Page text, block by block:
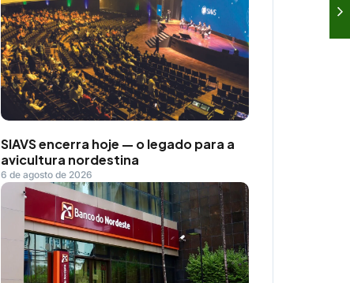
SIAVS encerra hoje — o legado para a
avicultura nordestina
6 de agosto de 2026